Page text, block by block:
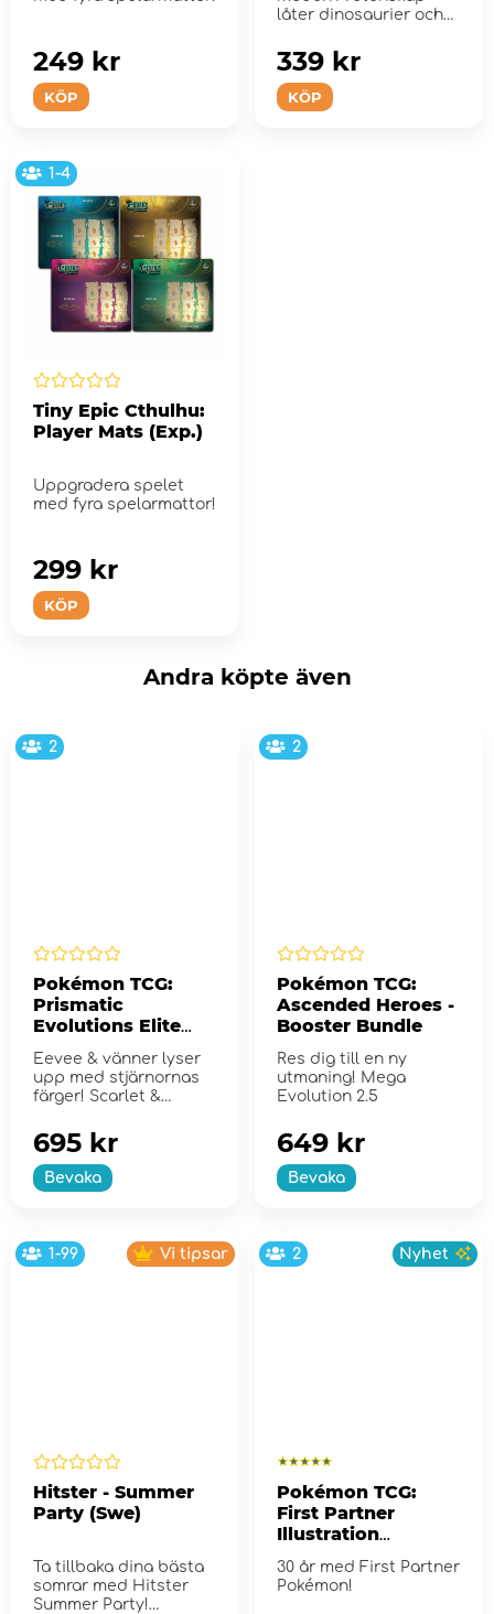
KÖP
249 kr
låter dinosaurier och
sid...
KÖP
339 kr
1-4
Tiny Epic Cthulhu:
Player Mats (Exp.)
Uppgradera spelet
med fyra spelarmattor!
KÖP
299 kr
Andra köpte även
2
Pokémon TCG:
Prismatic
Evolutions Elite
Trainer Box
Eevee & vänner lyser
upp med stjärnornas
färger! Scarlet &
Bevaka
695 kr
2
Pokémon TCG:
Ascended Heroes -
Booster Bundle
Res dig till en ny
utmaning! Mega
Evolution 2.5
Bevaka
649 kr
1-99 Vi tipsar
Hitster - Summer
Party (Swe)
Ta tillbaka dina bästa
somrar med Hitster
Summer Party!
2 Nyhet
Pokémon TCG:
First Partner
Illustration
2
30 år med First Partner
Pokémon!